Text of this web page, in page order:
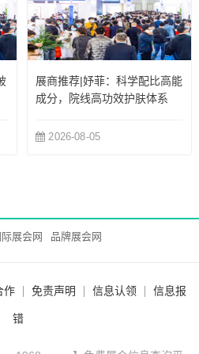
展商推荐|妤菲：科学配比高能
成分，院线高功效护肤体系
2026-08-05
际展会网 品牌展会网
作 免责声明 信息认领 信息报
错